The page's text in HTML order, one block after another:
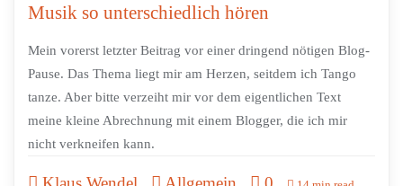
Musik so unterschiedlich hören
Mein vorerst letzter Beitrag vor einer dringend nötigen Blog-
Pause. Das Thema liegt mir am Herzen, seitdem ich Tango
tanze. Aber bitte verzeiht mir vor dem eigentlichen Text
meine kleine Abrechnung mit einem Blogger, die ich mir
nicht verkneifen kann.